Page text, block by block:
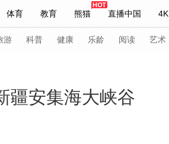
体育 教育 熊猫 直播中国 4K
妙语 热解读 天天学习
持人 下载央视影音
游 科普 健康 乐龄 阅读 艺术
疆安集海大峡谷